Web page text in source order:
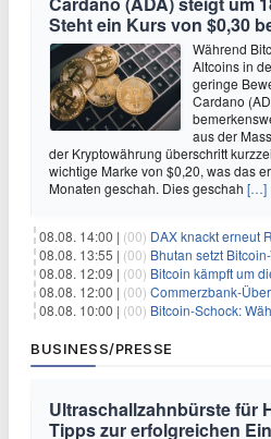
Steht ein Kurs von $0,30
Während
Altcoins in
geringe
Cardano
aus der
der Kryptowährung überschritt
wichtige Marke von $0,20, was das
Monaten geschah. Dies geschah […]
08.08. 14:00 | (00) DAX knackt erneut
08.08. 13:55 | (00) Bhutan setzt Bitcoin-
08.08. 12:09 | (00) Bitcoin kämpft um die Marke
08.08. 12:00 | (00) Commerzbank-Übernahme: Wie die
08.08. 10:00 | (00) Bitcoin-Schock: Während
BUSINESS/PRESSE
Ultraschallzahnbürste für
Tipps zur erfolgreichen